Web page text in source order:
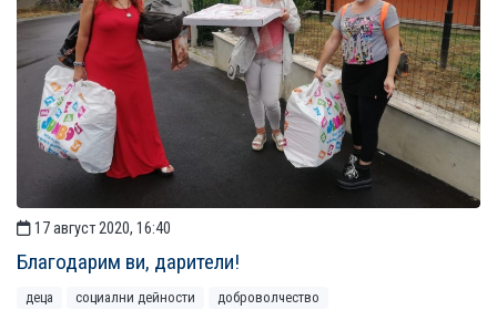
17 август 2020, 16:40
Благодарим ви, дарители!
деца социални дейности доброволчество